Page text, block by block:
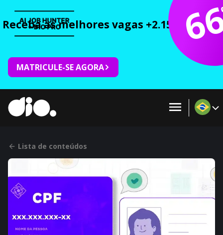
Receba as melhores vagas +2.150 cursos
MATRICULE-SE AGORA
Lista de conteúdos